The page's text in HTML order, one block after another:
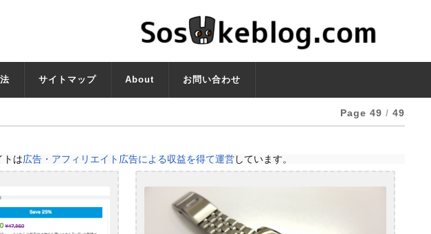
サイトマップ About お問い合わせ
Page 49 / 49
は広告・アフィリエイト広告による収益を得て運営しています。